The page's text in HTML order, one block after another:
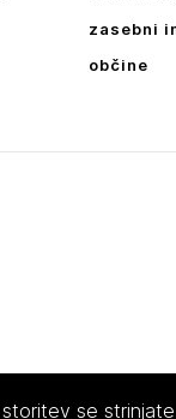
zasebni
občine
se